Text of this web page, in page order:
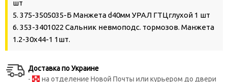
шт
5. 375-3505035-Б Манжета d40мм УРАЛ ГТЦглухой 1 шт
6. 353-3401022 Сальник невмоподс. тормозов. Манжета
1.2-30х44-1 1шт.
Доставка по Украине
-
на отделение Новой Почты или курьером до двери